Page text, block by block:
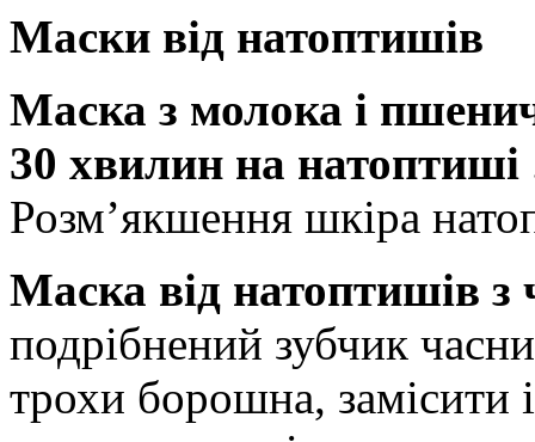
Маски від натоптишів
Маска з молока і
30 хвилин на натоптиші
Розм’якшення шкіра
Маска від натоптишів
подрібнений зубчик
трохи борошна, замісити